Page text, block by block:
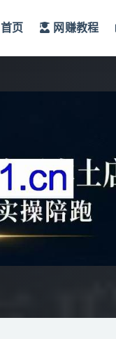
首页 网赚教程